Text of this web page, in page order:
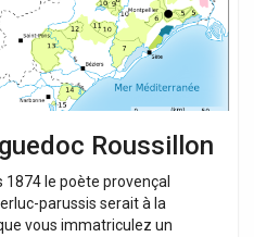
Roussillon
le poète provençal
parussis serait à la
vous immatriculez un